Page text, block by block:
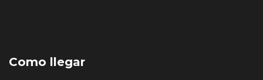
Como llegar